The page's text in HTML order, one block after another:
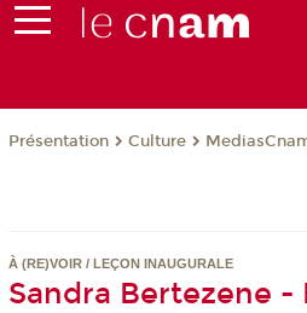
Présentation Culture
À (RE)VOIR / LEÇON INAUGURALE
Sandra Bertezene -